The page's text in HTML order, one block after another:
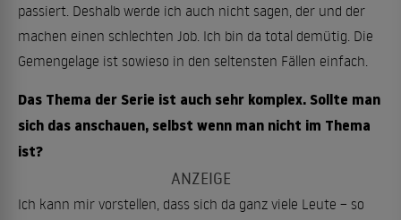
passiert. Deshalb werde ich auch nicht sagen, der und der
machen einen schlechten Job. Ich bin da total demütig. Die
Gemengelage ist sowieso in den seltensten Fällen einfach.
Das Thema der Serie ist auch sehr komplex. Sollte man
sich das anschauen, selbst wenn man nicht im Thema
ist?
Ich kann mir vorstellen, dass sich da ganz viele Leute – so